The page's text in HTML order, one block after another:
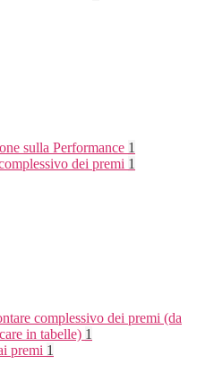
sulla Performance 1
dei premi 1
complessivo dei premi (da
in tabelle) 1
premi 1